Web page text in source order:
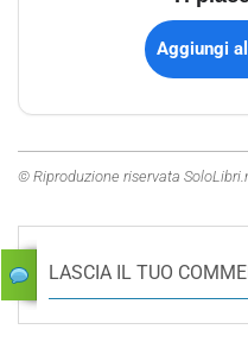
Aggiungi
© Riproduzione riservata
LASCIA IL TUO